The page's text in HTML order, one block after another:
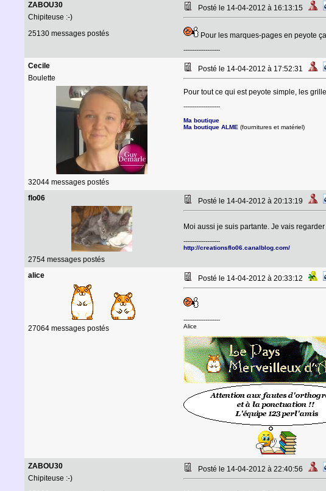
ZABOU30
Chipiteuse :-)
25130 messages postés
Posté le 14-04-2012 à 16:13:15
Pour les marques-pages en peyote
--------------------
Cecile
Boulette
32044 messages postés
Posté le 14-04-2012 à 17:52:31
Pour tout ce qui est peyote simple, les
--------------------
Ma boutique
Ma boutique ALME (fournitures et matériel)
flo06
2754 messages postés
Posté le 14-04-2012 à 20:13:19
Moi aussi je suis partante. Je vais
--------------------
http://creationsflo06.canalblog.com/
alice
27064 messages postés
Posté le 14-04-2012 à 20:33:12
--------------------
Alice
ZABOU30
Chipiteuse :-)
Posté le 14-04-2012 à 22:40:56